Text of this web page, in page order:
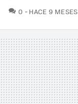
0 COMENTARIOS
HACE 9 MESES